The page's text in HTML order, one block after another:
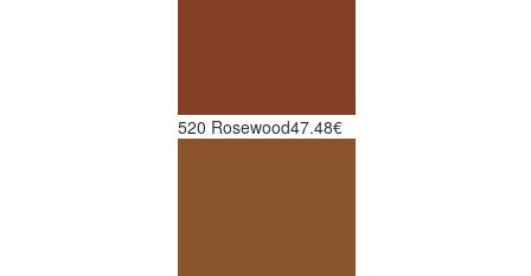
520 Rosewood47.48€